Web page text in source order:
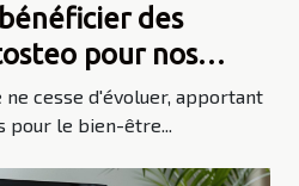
des
pour nos
cesse d'évoluer, apportant
le bien-être...